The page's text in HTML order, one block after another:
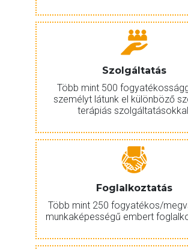
Szolgáltatás
Több mint 500
személyt látunk el különböző
terápiás
Foglalkoztatás
Több mint 250 fogyatékos/
munkaképességű embert